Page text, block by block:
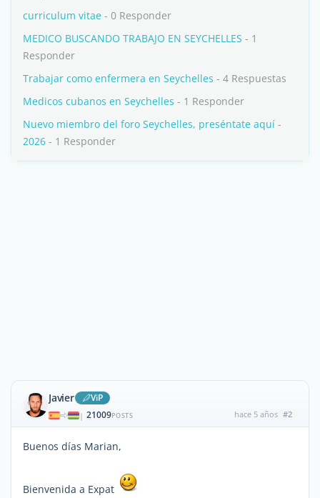
curriculum vitae - 0 Responder
MEDICO BUSCANDO TRABAJO EN SEYCHELLES - 1
Responder
Trabajar como enfermera en Seychelles - 4 Respuestas
Medicos cubanos en Seychelles - 1 Responder
Nuevo miembro del foro Seychelles, preséntate aquí -
2026 - 1 Responder
Javier ViP
| 21009POSTS hace 5 años #2
Buenos días Marian,
Bienvenida a Expat